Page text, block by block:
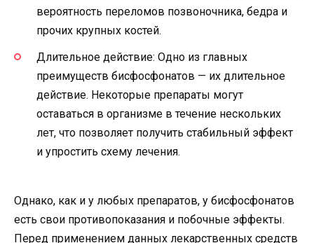
вероятность переломов позвоночника, бедра и
прочих крупных костей.
Длительное действие: Одно из главных
преимуществ бисфосфонатов — их длительное
действие. Некоторые препараты могут
оставаться в организме в течение нескольких
лет, что позволяет получить стабильный эффект
и упростить схему лечения.
Однако, как и у любых препаратов, у бисфосфонатов
есть свои противопоказания и побочные эффекты.
Перед применением данных лекарственных средств